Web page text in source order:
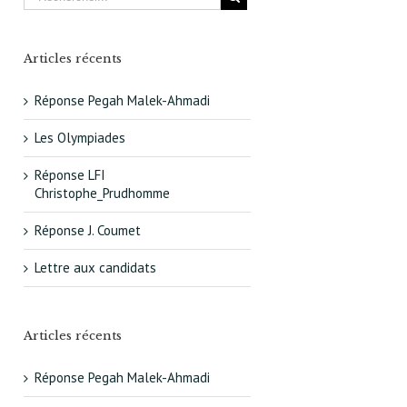
Articles récents
Réponse Pegah Malek-Ahmadi
Les Olympiades
Réponse LFI
Christophe_Prudhomme
Réponse J. Coumet
Lettre aux candidats
Articles récents
Réponse Pegah Malek-Ahmadi